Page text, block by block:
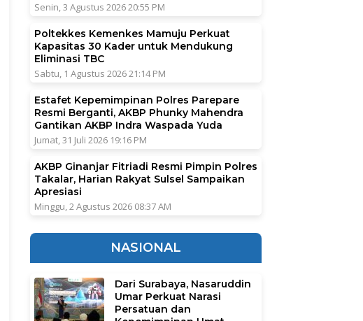
Senin, 3 Agustus 2026 20:55 PM
Poltekkes Kemenkes Mamuju Perkuat
Kapasitas 30 Kader untuk Mendukung
Eliminasi TBC
Sabtu, 1 Agustus 2026 21:14 PM
Estafet Kepemimpinan Polres Parepare
Resmi Berganti, AKBP Phunky Mahendra
Gantikan AKBP Indra Waspada Yuda
Jumat, 31 Juli 2026 19:16 PM
AKBP Ginanjar Fitriadi Resmi Pimpin Polres
Takalar, Harian Rakyat Sulsel Sampaikan
Apresiasi
Minggu, 2 Agustus 2026 08:37 AM
NASIONAL
Dari Surabaya, Nasaruddin
Umar Perkuat Narasi
Persatuan dan